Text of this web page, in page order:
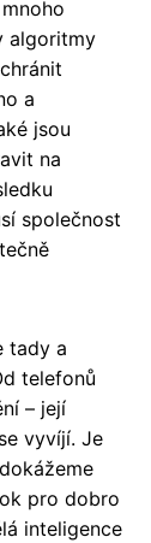
algoritmy
a
jsou
na
společnost
tady a
telefonů
– její
vyvíjí. Je
pro dobro
inteligence